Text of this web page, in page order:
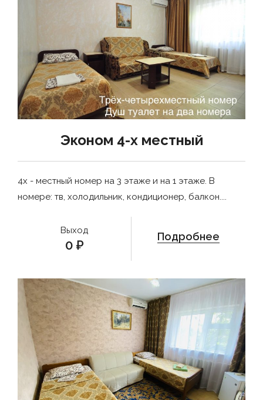
Эконом 4-х местный
4х - местный номер на 3 этаже и на 1 этаже. В
номере: тв, холодильник, кондиционер, балкон....
Выход
0 ₽
Подробнее